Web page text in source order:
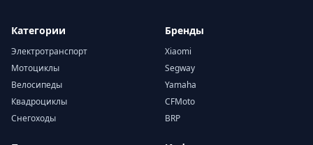
Категории
Электротранспорт
Мотоциклы
Велосипеды
Квадроциклы
Снегоходы
Бренды
Xiaomi
Segway
Yamaha
CFMoto
BRP